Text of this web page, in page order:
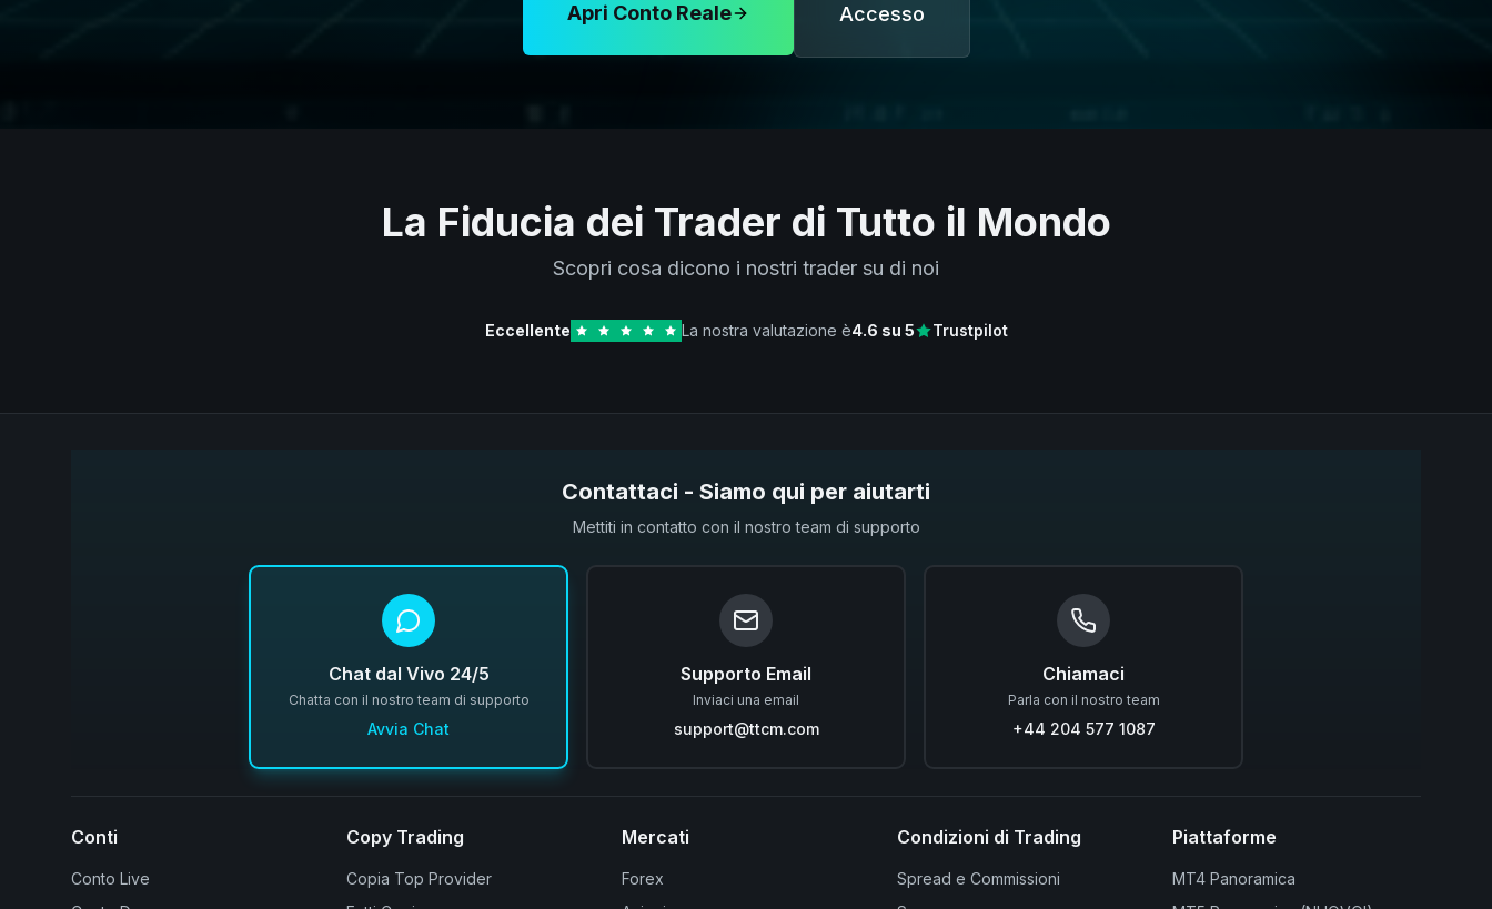
Apri Conto Reale Accesso
La Fiducia dei Trader di Tutto il Mondo
Scopri cosa dicono i nostri trader su di noi
Eccellente La nostra valutazione è4.6 su 5 Trustpilot
Contattaci - Siamo qui per aiutarti
Mettiti in contatto con il nostro team di supporto
Chat dal Vivo 24/5
Chatta con il nostro team di supporto
Avvia Chat
Supporto Email
Inviaci una email
support@ttcm.com
Chiamaci
Parla con il nostro team
+44 204 577 1087
Conti
Conto Live
Copy Trading
Copia Top Provider
Mercati
Forex
Condizioni di Trading
Spread e Commissioni
Piattaforme
MT4 Panoramica